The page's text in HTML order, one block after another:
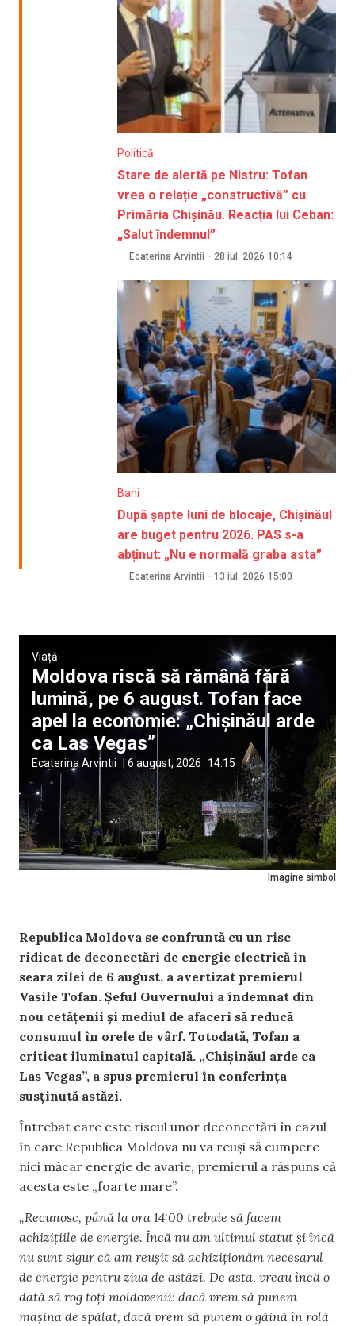
Politică
Stare de alertă pe Nistru: Tofan
vrea o relație „constructivă” cu
Primăria Chișinău. Reacția lui Ceban:
„Salut îndemnul”
Ecaterina Arvintii - 28 iul. 2026 10:14
Bani
După șapte luni de blocaje, Chișinăul
are buget pentru 2026. PAS s-a
abținut: „Nu e normală graba asta”
Ecaterina Arvintii - 13 iul. 2026 15:00
Imagine simbol
Viață
Moldova riscă să rămână fără
lumină, pe 6 august. Tofan face
apel la economie: „Chișinăul arde
ca Las Vegas”
Ecaterina Arvintii | 6 august, 2026 14:15
Republica Moldova se confruntă cu un risc
ridicat de deconectări de energie electrică în
seara zilei de 6 august, a avertizat premierul
Vasile Tofan. Șeful Guvernului a îndemnat din
nou cetățenii și mediul de afaceri să reducă
consumul în orele de vârf. Totodată, Tofan a
criticat iluminatul capitală. „Chișinăul arde ca
Las Vegas”, a spus premierul în conferința
susținută astăzi.
Întrebat care este riscul unor deconectări în cazul
în care Republica Moldova nu va reuși să cumpere
nici măcar energie de avarie, premierul a răspuns că
acesta este „foarte mare”.
„Recunosc, până la ora 14:00 trebuie să facem
achizițiile de energie. Încă nu am ultimul statut și încă
nu sunt sigur că am reușit să achiziționăm necesarul
de energie pentru ziua de astăzi. De asta, vreau încă o
dată să rog toți moldovenii: dacă vrem să punem
mașina de spălat, dacă vrem să punem o găină în rolă